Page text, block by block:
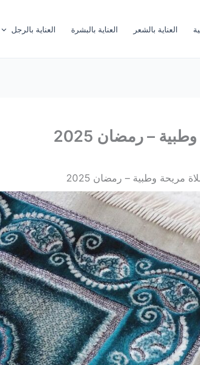
العناية بالشعر العناية بالبشرة العناية بالرجل